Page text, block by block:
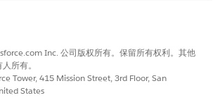
享您的想法，以便我们进行改进！
Inc. 公司版权所有。保留所有权利。其他
所有。
Tower, 415 Mission Street, 3rd Floor, San
States